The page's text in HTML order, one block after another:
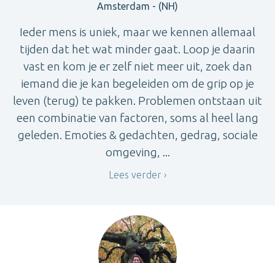
Amsterdam - (NH)
Ieder mens is uniek, maar we kennen allemaal
tijden dat het wat minder gaat. Loop je daarin
vast en kom je er zelf niet meer uit, zoek dan
iemand die je kan begeleiden om de grip op je
leven (terug) te pakken. Problemen ontstaan uit
een combinatie van factoren, soms al heel lang
geleden. Emoties & gedachten, gedrag, sociale
omgeving, ...
Lees verder